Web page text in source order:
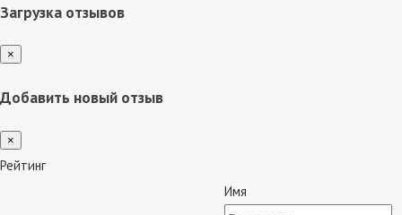
Загрузка отзывов
×
Добавить новый отзыв
×
Рейтинг
Имя